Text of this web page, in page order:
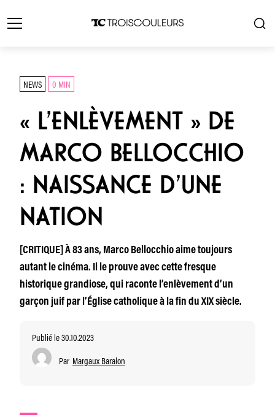
NEWS 0 MIN
« L’ENLÈVEMENT » DE
MARCO BELLOCCHIO
: NAISSANCE D’UNE
NATION
[CRITIQUE] À 83 ans, Marco Bellocchio aime toujours
autant le cinéma. Il le prouve avec cette fresque
historique grandiose, qui raconte l’enlèvement d’un
garçon juif par l’Église catholique à la fin du XIX siècle.
Publié le 30.10.2023
Par Margaux Baralon